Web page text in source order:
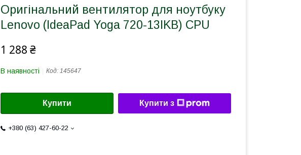
Оригінальний вентилятор для ноутбуку
Lenovo (IdeaPad Yoga 720-13IKB) CPU
1 288 ₴
В наявності Код: 145647
Купити Купити з
+380 (63) 427-60-22